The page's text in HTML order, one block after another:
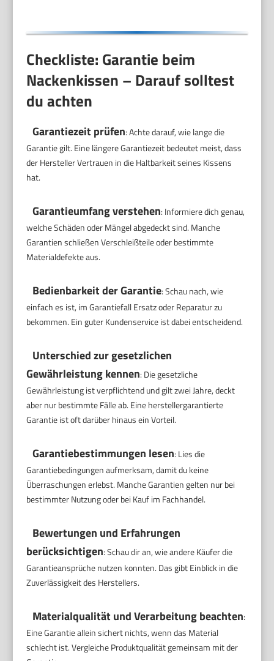
Checkliste: Garantie beim
Nackenkissen – Darauf solltest
du achten
Garantiezeit prüfen: Achte darauf, wie lange die
Garantie gilt. Eine längere Garantiezeit bedeutet meist, dass
der Hersteller Vertrauen in die Haltbarkeit seines Kissens
hat.
Garantieumfang verstehen: Informiere dich genau,
welche Schäden oder Mängel abgedeckt sind. Manche
Garantien schließen Verschleißteile oder bestimmte
Materialdefekte aus.
Bedienbarkeit der Garantie: Schau nach, wie
einfach es ist, im Garantiefall Ersatz oder Reparatur zu
bekommen. Ein guter Kundenservice ist dabei entscheidend.
Unterschied zur gesetzlichen
Gewährleistung kennen: Die gesetzliche
Gewährleistung ist verpflichtend und gilt zwei Jahre, deckt
aber nur bestimmte Fälle ab. Eine herstellergarantierte
Garantie ist oft darüber hinaus ein Vorteil.
Garantiebestimmungen lesen: Lies die
Garantiebedingungen aufmerksam, damit du keine
Überraschungen erlebst. Manche Garantien gelten nur bei
bestimmter Nutzung oder bei Kauf im Fachhandel.
Bewertungen und Erfahrungen
berücksichtigen: Schau dir an, wie andere Käufer die
Garantieansprüche nutzen konnten. Das gibt Einblick in die
Zuverlässigkeit des Herstellers.
Materialqualität und Verarbeitung beachten:
Eine Garantie allein sichert nichts, wenn das Material
schlecht ist. Vergleiche Produktqualität gemeinsam mit der